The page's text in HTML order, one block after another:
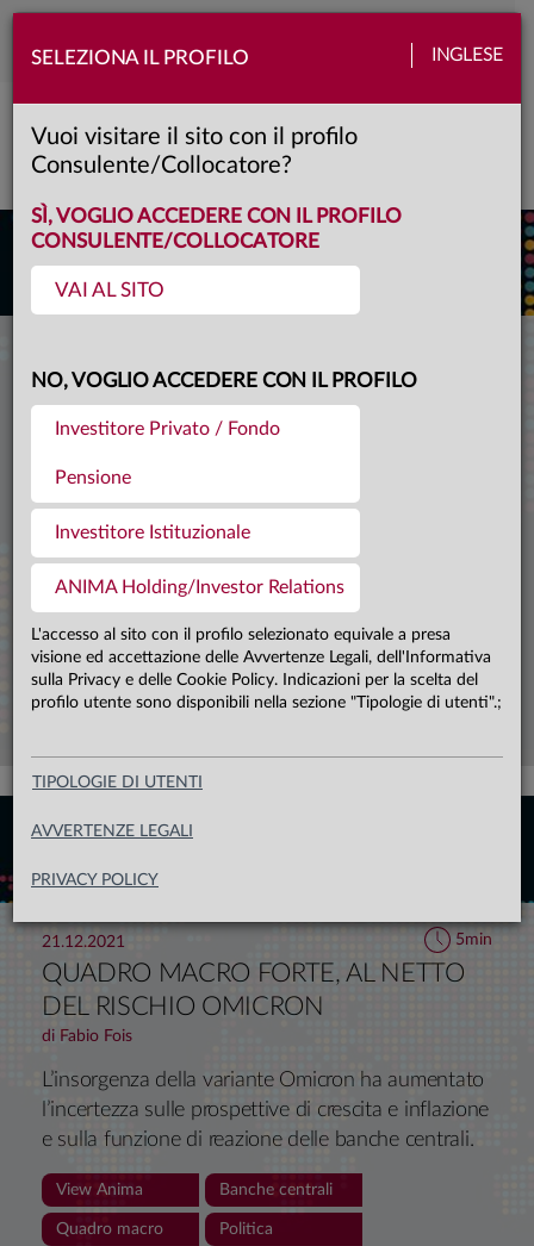
SELEZIONA IL PROFILO INGLESE
Vuoi visitare il sito con il profilo
Consulente/Collocatore?
SÌ, VOGLIO ACCEDERE CON IL PROFILO
CONSULENTE/COLLOCATORE
VAI AL SITO
NO, VOGLIO ACCEDERE CON IL PROFILO
Investitore Privato / Fondo
Pensione
Investitore Istituzionale
ANIMA Holding/Investor Relations
L'accesso al sito con il profilo selezionato equivale a presa
visione ed accettazione delle Avvertenze Legali, dell'Informativa
sulla Privacy e delle Cookie Policy. Indicazioni per la scelta del
profilo utente sono disponibili nella sezione "Tipologie di utenti".;
TIPOLOGIE DI UTENTI
AVVERTENZE LEGALI
PRIVACY POLICY
Toggle
Il blog della gestione
OVERVIEW – BALLANDO AL BUIO
contagocce lascia aperti diversi interrogativi, ma
nel complesso conferma le nostre attese di
miglioramento del momentum da inizio 2026. In
Area Euro, la crescita si conferma mediocre e
aggrappata all’attuazione dello stimolo fiscale
tedesco, mentre le ridotte pressioni salariali
contribuiscono al consolidamento del trend
Emergenti Europa
Politica Quadro macro
21.12.2021 5min
QUADRO MACRO FORTE, AL NETTO
DEL RISCHIO OMICRON
di Fabio Fois
L’insorgenza della variante Omicron ha aumentato
l’incertezza sulle prospettive di crescita e inflazione
e sulla funzione di reazione delle banche centrali.
In attesa di evidenze scientifiche solide,
manteniamo un bias costruttivo sulle attività
rischiose e l’aspettativa che i tassi salgano, pur
View Anima Banche centrali
Quadro macro Politica